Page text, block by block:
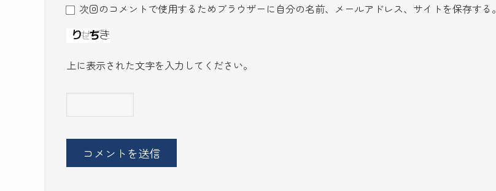
次回のコメントで使用するためブラウザーに自分の名前、メールアドレス、サイトを保存する。
上に表示された文字を入力してください。